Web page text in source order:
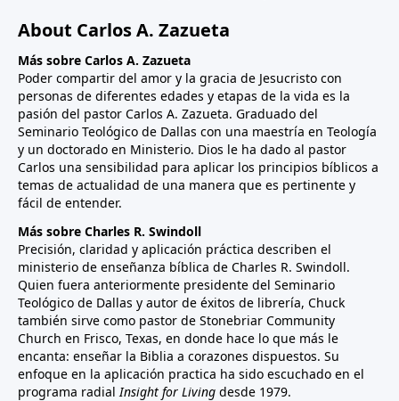
About Carlos A. Zazueta
Más sobre Carlos A. Zazueta
Poder compartir del amor y la gracia de Jesucristo con
personas de diferentes edades y etapas de la vida es la
pasión del pastor Carlos A. Zazueta. Graduado del
Seminario Teológico de Dallas con una maestría en Teología
y un doctorado en Ministerio. Dios le ha dado al pastor
Carlos una sensibilidad para aplicar los principios bíblicos a
temas de actualidad de una manera que es pertinente y
fácil de entender.
Más sobre Charles R. Swindoll
Precisión, claridad y aplicación práctica describen el
ministerio de enseñanza bíblica de Charles R. Swindoll.
Quien fuera anteriormente presidente del Seminario
Teológico de Dallas y autor de éxitos de librería, Chuck
también sirve como pastor de Stonebriar Community
Church en Frisco, Texas, en donde hace lo que más le
encanta: enseñar la Biblia a corazones dispuestos. Su
enfoque en la aplicación practica ha sido escuchado en el
programa radialInsight for Living desde 1979.